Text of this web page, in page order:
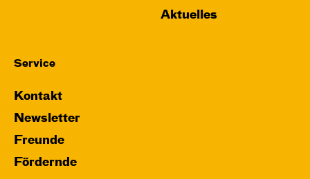
Aktuelles
Service
Kontakt
Newsletter
Freunde
Fördernde